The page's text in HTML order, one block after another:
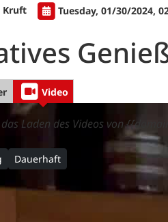
Kruft Tuesday, 01/30/2024,
Video
Laden des Videos von
Dauerhaft